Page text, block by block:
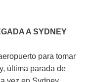
A SYDNEY
para tomar
última parada de